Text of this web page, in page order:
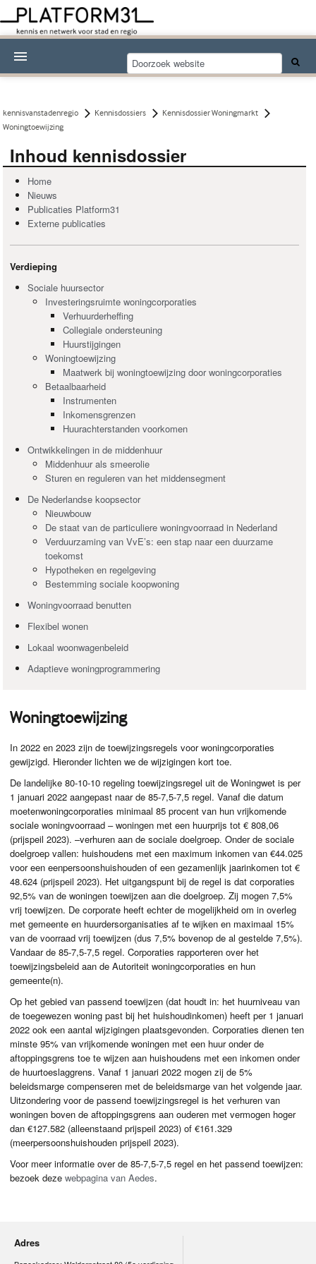
Kennisdossiers
Abonneren
Contact
kennisvanstadenregio Kennisdossiers
Kennisdossier Woningmarkt
Woningtoewijzing
Inhoud kennisdossier
Home
Nieuws
Publicaties Platform31
Externe publicaties
Verdieping
Sociale huursector
Investeringsruimte woningcorporaties
Verhuurderheffing
Collegiale ondersteuning
Huurstijgingen
Woningtoewijzing
Maatwerk bij woningtoewijzing door woningcorporaties
Betaalbaarheid
Instrumenten
Inkomensgrenzen
Huurachterstanden voorkomen
Ontwikkelingen in de middenhuur
Middenhuur als smeerolie
Sturen en reguleren van het middensegment
De Nederlandse koopsector
Nieuwbouw
De staat van de particuliere woningvoorraad in Nederland
Verduurzaming van VvE’s: een stap naar een duurzame
toekomst
Hypotheken en regelgeving
Bestemming sociale koopwoning
Woningvoorraad benutten
Flexibel wonen
Lokaal woonwagenbeleid
Adaptieve woningprogrammering
Woningtoewijzing
In 2022 en 2023 zijn de toewijzingsregels voor woningcorporaties
gewijzigd. Hieronder lichten we de wijzigingen kort toe.
De landelijke 80-10-10 regeling toewijzingsregel uit de Woningwet is per
1 januari 2022 aangepast naar de 85-7,5-7,5 regel. Vanaf die datum
moetenwoningcorporaties minimaal 85 procent van hun vrijkomende
sociale woningvoorraad – woningen met een huurprijs tot € 808,06
(prijspeil 2023). –verhuren aan de sociale doelgroep. Onder de sociale
doelgroep vallen: huishoudens met een maximum inkomen van €44.025
voor een eenpersoonshuishouden of een gezamenlijk jaarinkomen tot €
48.624 (prijspeil 2023). Het uitgangspunt bij de regel is dat corporaties
92,5% van de woningen toewijzen aan die doelgroep. Zij mogen 7,5%
vrij toewijzen. De corporate heeft echter de mogelijkheid om in overleg
met gemeente en huurdersorganisaties af te wijken en maximaal 15%
van de voorraad vrij toewijzen (dus 7,5% bovenop de al gestelde 7,5%).
Vandaar de 85-7,5-7,5 regel. Corporaties rapporteren over het
toewijzingsbeleid aan de Autoriteit woningcorporaties en hun
gemeente(n).
Op het gebied van passend toewijzen (dat houdt in: het huurniveau van
de toegewezen woning past bij het huishoudinkomen) heeft per 1 januari
2022 ook een aantal wijzigingen plaatsgevonden. Corporaties dienen ten
minste 95% van vrijkomende woningen met een huur onder de
aftoppingsgrens toe te wijzen aan huishoudens met een inkomen onder
de huurtoeslaggrens. Vanaf 1 januari 2022 mogen zij de 5%
beleidsmarge compenseren met de beleidsmarge van het volgende jaar.
Uitzondering voor de passend toewijzingsregel is het verhuren van
woningen boven de aftoppingsgrens aan ouderen met vermogen hoger
dan €127.582 (alleenstaand prijspeil 2023) of €161.329
(meerpersoonshuishouden prijspeil 2023).
Voor meer informatie over de 85-7,5-7,5 regel en het passend toewijzen:
bezoek dezewebpagina van Aedes.
Adres